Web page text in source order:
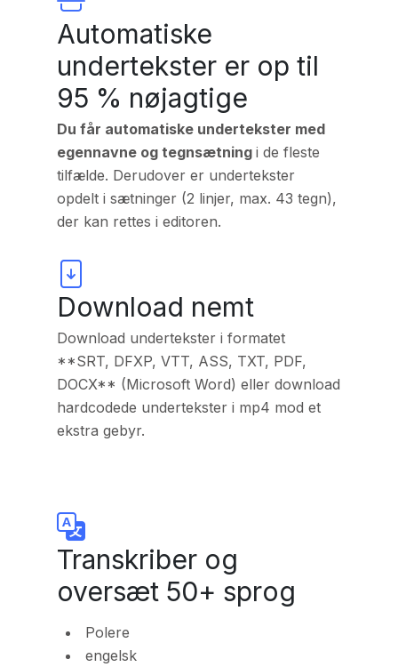
Automatiske
undertekster er op til
95 % nøjagtige
Du får automatiske undertekster med
egennavne og tegnsætningi de fleste
tilfælde. Derudover er undertekster
opdelt i sætninger (2 linjer, max. 43 tegn),
der kan rettes i editoren.
Download nemt
Download undertekster i formatet
**SRT, DFXP, VTT, ASS, TXT, PDF,
DOCX** (Microsoft Word) eller download
hardcodede undertekster i mp4 mod et
ekstra gebyr.
Transkriber og
oversæt 50+ sprog
Polere
engelsk